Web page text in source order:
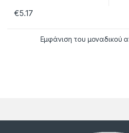
€5.17
Εμφάνιση του μοναδικού